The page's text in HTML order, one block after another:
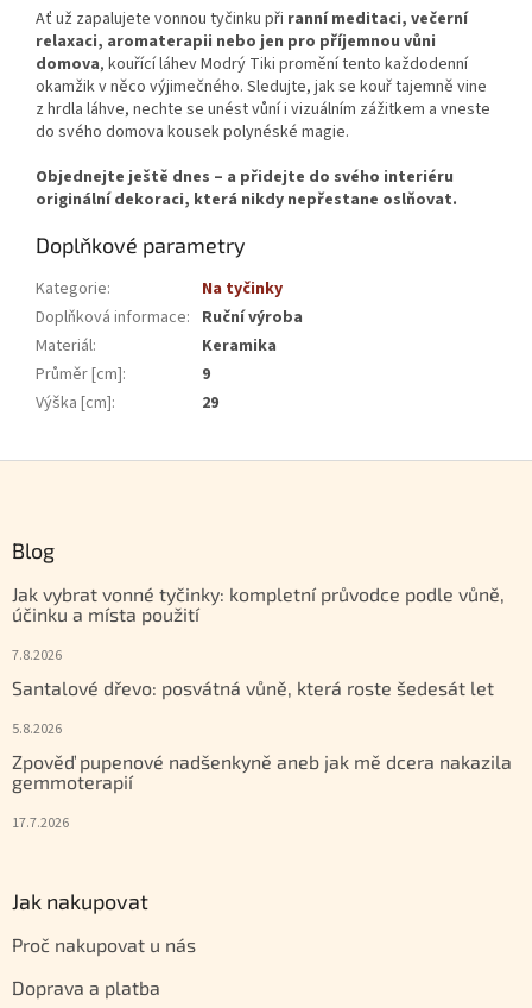
Ať už zapalujete vonnou tyčinku při ranní meditaci, večerní
relaxaci, aromaterapii nebo jen pro příjemnou vůni
domova, kouřící láhev Modrý Tiki promění tento každodenní
okamžik v něco výjimečného. Sledujte, jak se kouř tajemně vine
z hrdla láhve, nechte se unést vůní i vizuálním zážitkem a vneste
do svého domova kousek polynéské magie.
Objednejte ještě dnes – a přidejte do svého interiéru
originální dekoraci, která nikdy nepřestane oslňovat.
Doplňkové parametry
Kategorie:
Na tyčinky
Doplňková informace: Ruční výroba
Materiál:
Keramika
Průměr [cm]:
9
Výška [cm]: 29
Blog
Jak vybrat vonné tyčinky: kompletní průvodce podle vůně,
účinku a místa použití
7.8.2026
Santalové dřevo: posvátná vůně, která roste šedesát let
5.8.2026
Zpověď pupenové nadšenkyně aneb jak mě dcera nakazila
gemmoterapií
17.7.2026
Jak nakupovat
Proč nakupovat u nás
Doprava a platba